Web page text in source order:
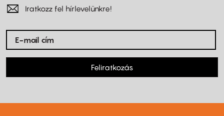
Iratkozz fel hírlevelünkre!
Feliratkozás